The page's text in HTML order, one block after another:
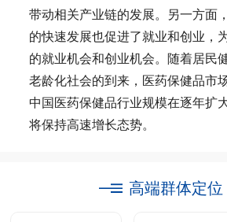
带动相关产业链的发展。另一方面
的快速发展也促进了就业和创业，
的就业机会和创业机会。随着居民
老龄化社会的到来，医药保健品市
中国医药保健品行业规模在逐年扩
将保持高速增长态势。
高端群体定位